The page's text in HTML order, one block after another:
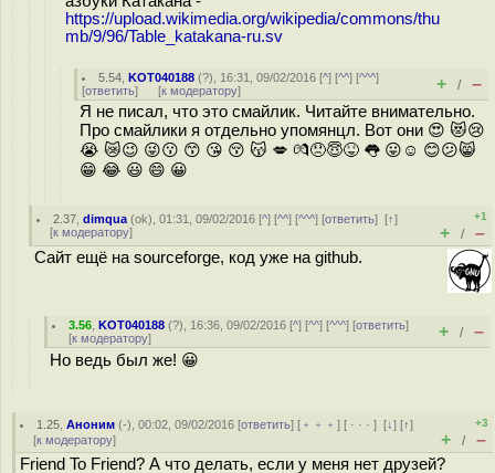
https://upload.wikimedia.org/wikipedia/commons/thu
mb/9/96/Table_katakana-ru.sv
5.54 ,KOT040188 (?), 16:31, 09/02/2016 [^] [^^] [^^^]
[ответить] [к модератору] + / –
Я не писал, что это смайлик. Читайте внимательно.
Про смайлики я отдельно упомянцл. Вот они 😍 😻😢
😭 😿😉 😜😗 😙 😘 😚 😽 💋 💏😞😇😝 👅 😛☺ 😊😕😸
😁 😂 😃 😄 😀
2.37 ,dimqua (ok), 01:31, 09/02/2016 [^] [^^] [^^^] [ответить][↑]
[к модератору]
+1
+ / –
Сайт ещё на sourceforge, код уже на github.
3.56 ,KOT040188 (?), 16:36, 09/02/2016 [^] [^^] [^^^] [ответить]
[к модератору] + / –
Но ведь был же! 😀
1.25 ,Аноним (-), 00:02, 09/02/2016 [ответить] [ ﹢﹢﹢] [ · · ·][↓] [↑]
[к модератору]
+3
+ / –
Friend To Friend? А что делать, если у меня нет друзей?